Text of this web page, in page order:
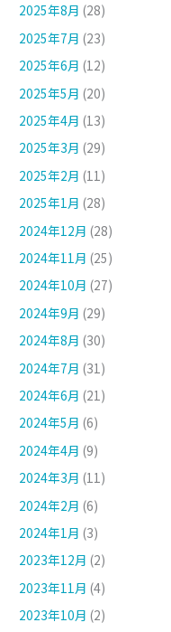
2025年8月 (28)
2025年7月 (23)
2025年6月 (12)
2025年5月 (20)
2025年4月 (13)
2025年3月 (29)
2025年2月 (11)
2025年1月 (28)
2024年12月 (28)
2024年11月 (25)
2024年10月 (27)
2024年9月 (29)
2024年8月 (30)
2024年7月 (31)
2024年6月 (21)
2024年5月 (6)
2024年4月 (9)
2024年3月 (11)
2024年2月 (6)
2024年1月 (3)
2023年12月 (2)
2023年11月 (4)
2023年10月 (2)